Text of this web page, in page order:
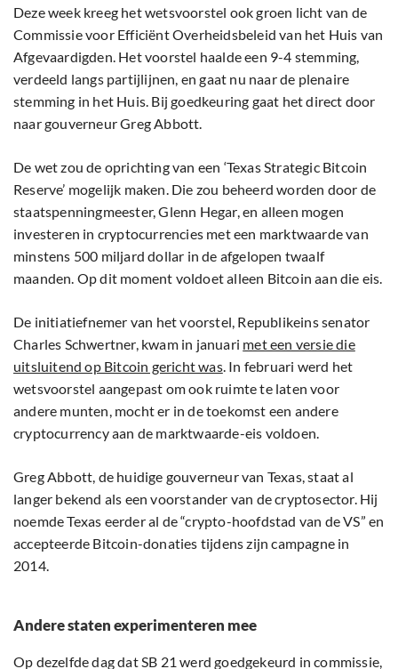
Deze week kreeg het wetsvoorstel ook groen licht van de
Commissie voor Efficiënt Overheidsbeleid van het Huis van
Afgevaardigden. Het voorstel haalde een 9-4 stemming,
verdeeld langs partijlijnen, en gaat nu naar de plenaire
stemming in het Huis. Bij goedkeuring gaat het direct door
naar gouverneur Greg Abbott.
De wet zou de oprichting van een ‘Texas Strategic Bitcoin
Reserve’ mogelijk maken. Die zou beheerd worden door de
staatspenningmeester, Glenn Hegar, en alleen mogen
investeren in cryptocurrencies met een marktwaarde van
minstens 500 miljard dollar in de afgelopen twaalf
maanden. Op dit moment voldoet alleen Bitcoin aan die eis.
De initiatiefnemer van het voorstel, Republikeins senator
Charles Schwertner, kwam in januari met een versie die
uitsluitend op Bitcoin gericht was. In februari werd het
wetsvoorstel aangepast om ook ruimte te laten voor
andere munten, mocht er in de toekomst een andere
cryptocurrency aan de marktwaarde-eis voldoen.
Greg Abbott, de huidige gouverneur van Texas, staat al
langer bekend als een voorstander van de cryptosector. Hij
noemde Texas eerder al de “crypto-hoofdstad van de VS” en
accepteerde Bitcoin-donaties tijdens zijn campagne in
2014.
Andere staten experimenteren mee
Op dezelfde dag dat SB 21 werd goedgekeurd in commissie,